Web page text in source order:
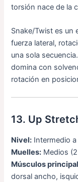
torsión nace de la
Snake/Twist es un
fuerza lateral,
una sola
domina con
rotación en
13. Up
Nivel: Intermedio
Muelles: Medios
Músculos
dorsal ancho,